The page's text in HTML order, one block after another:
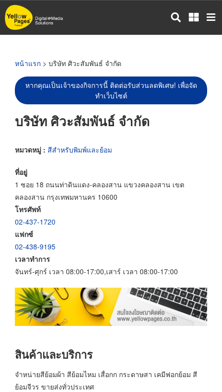
ข้าม
ไป
หน้าแรก > บริษัท ศิวะสัมพันธ์ จำกัด
หากคุณเป็นเจ้าของกิจการนี้ ติดต่อรับส่วนลดพิเศษ! เพื่อจัด
ทำเว็บไซต์
บริษัท ศิวะสัมพันธ์ จำกัด
หมวดหมู่ : สีสำหรับพิมพ์และย้อม
ที่อยู่
1 ซอย 18 ถนนท่าดินแดง-คลองสาน แขวงคลองสาน เขต
คลองสาน กรุงเทพมหานคร 10600
โทรศัพท์
02-437-1720
แฟกซ์
02-438-9195
เวลาทำการ
จันทร์-ศุกร์ เวลา 08:00-17:00,เสาร์ เวลา 08:00-17:00
สินค้าและบริการ
จำหน่ายสีย้อมผ้า สีย้อมไหม เสื่อกก กระดาษสา เคมีฟอกย้อม สี
ย้อมจีวร ขายส่งทั่วประเทศ